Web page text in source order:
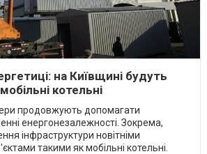
на Київщині будуть
котельні
продовжують допомагати
енергонезалежності. Зокрема,
інфраструктури новітніми
такими як мобільні котельні.